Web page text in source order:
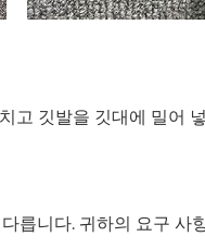
고 깃발을 깃대에 밀어
릅니다. 귀하의 요구 사